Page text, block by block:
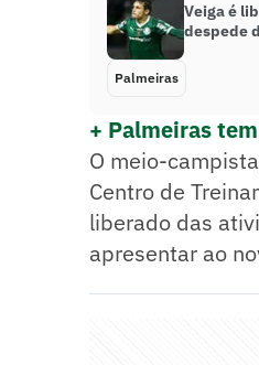
Veiga é
despede
Palmeiras
+ Palmeiras
O meio-
Centro de
liberado das
apresentar ao